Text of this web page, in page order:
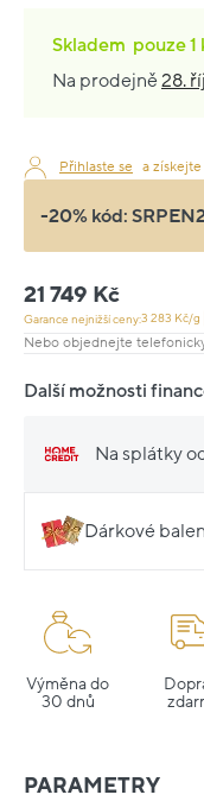
Skladem pouze1
Na prodejně28.
Přihlaste se a
-20% kód:
21 749 Kč
Garance nejnižší ceny:3 283 Kč/g
Nebo objednejte
Další možnosti
Na splátky
Dárkové
Výměna do
30 dnů
PARAMETRY